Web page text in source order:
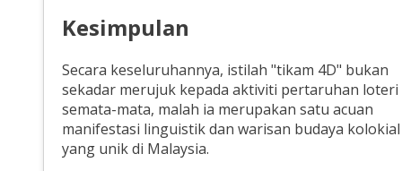
Kesimpulan
Secara keseluruhannya, istilah "tikam 4D" bukan
sekadar merujuk kepada aktiviti pertaruhan loteri
semata-mata, malah ia merupakan satu acuan
manifestasi linguistik dan warisan budaya kolokial
yang unik di Malaysia.